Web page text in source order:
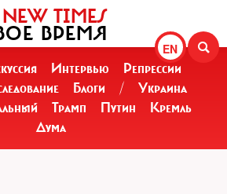
EN
TIMES
ВРЕМЯ
Интервью
Репрессии
Блоги /
Украина
Трамп Путин
Кремль
Дума